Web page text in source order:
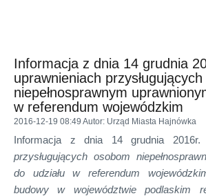
Informacja z dnia 14 grudnia
uprawnieniach
niepełnosprawnym
w referendum wojewódzkim
2016-12-19 08:49 Autor: Urząd Miasta Hajnówka
Informacja z dnia 14 grudnia
przysługujących osobom
do udziału w referendum
budowy w województwie podlaskim